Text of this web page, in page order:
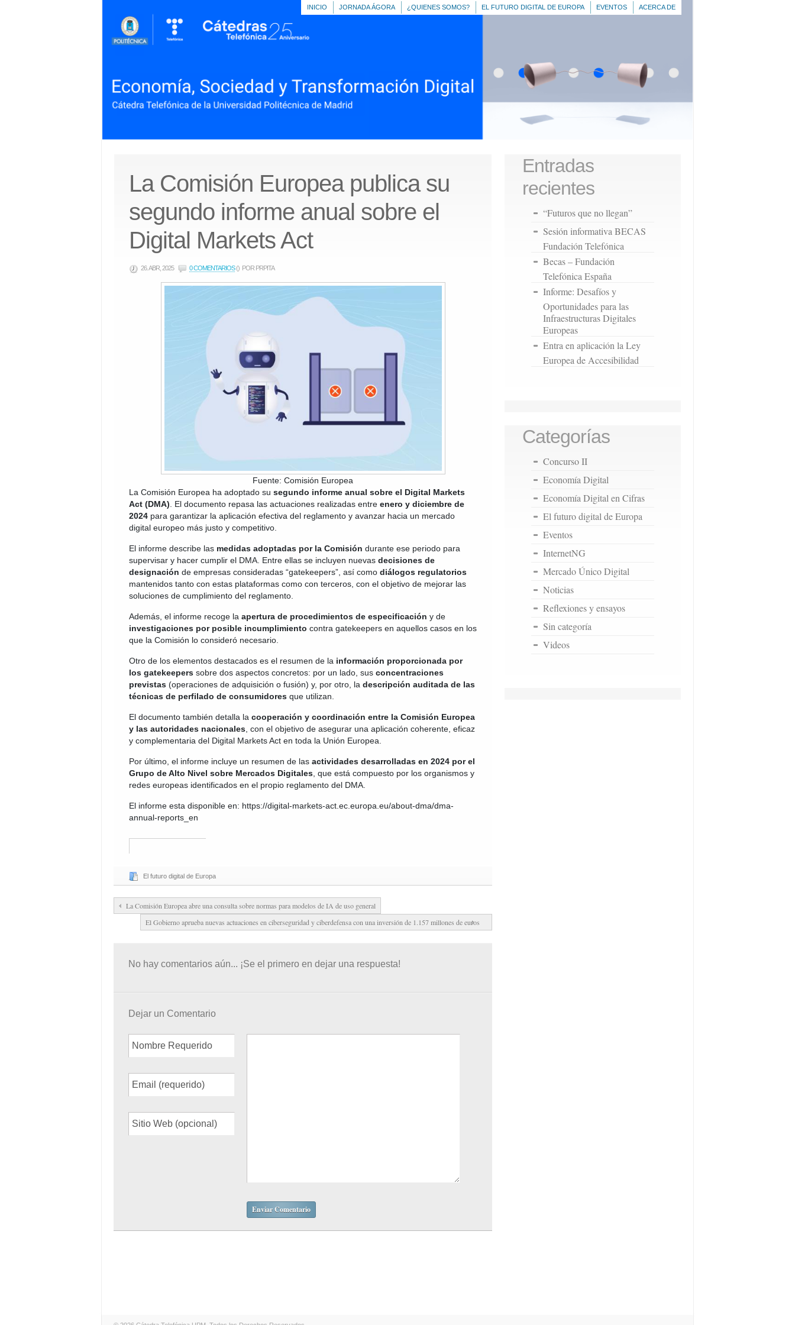
INICIO JORNADA ÁGORA ¿QUIENES SOMOS? EL FUTURO DIGITAL DE EUROPA EVENTOS ACERCA DE
La Comisión Europea publica su
segundo informe anual sobre el
Digital Markets Act
26. ABR, 2025 0 COMENTARIOS() POR PRPITA
Fuente: Comisión Europea
La Comisión Europea ha adoptado su segundo informe anual sobre el Digital Markets
Act (DMA) . El documento repasa las actuaciones realizadas entre enero y diciembre de
2024 para garantizar la aplicación efectiva del reglamento y avanzar hacia un mercado
digital europeo más justo y competitivo.
El informe describe las medidas adoptadas por la Comisión durante ese periodo para
supervisar y hacer cumplir el DMA. Entre ellas se incluyen nuevas decisiones de
designación de empresas consideradas “gatekeepers”, así como diálogos regulatorios
mantenidos tanto con estas plataformas como con terceros, con el objetivo de mejorar las
soluciones de cumplimiento del reglamento.
Además, el informe recoge la apertura de procedimientos de especificación y de
investigaciones por posible incumplimiento contra gatekeepers en aquellos casos en los
que la Comisión lo consideró necesario.
Otro de los elementos destacados es el resumen de la información proporcionada por
los gatekeepers sobre dos aspectos concretos: por un lado, sus concentraciones
previstas (operaciones de adquisición o fusión) y, por otro, la descripción auditada de las
técnicas de perfilado de consumidores que utilizan.
El documento también detalla la cooperación y coordinación entre la Comisión Europea
y las autoridades nacionales , con el objetivo de asegurar una aplicación coherente, eficaz
y complementaria del Digital Markets Act en toda la Unión Europea.
Por último, el informe incluye un resumen de las actividades desarrolladas en 2024 por el
Grupo de Alto Nivel sobre Mercados Digitales , que está compuesto por los organismos y
redes europeas identificados en el propio reglamento del DMA.
El informe esta disponible en: https://digital-markets-act.ec.europa.eu/about-dma/dma-
annual-reports_en
El futuro digital de Europa
La Comisión Europea abre una consulta sobre normas para modelos de IA de uso general
El Gobierno aprueba nuevas actuaciones en ciberseguridad y ciberdefensa con una inversión de 1.157 millones de euros
No hay comentarios aún... ¡Se el primero en dejar una respuesta!
Dejar un Comentario
Entradas
recientes
“Futuros que no llegan”
Sesión informativa BECAS
Fundación Telefónica
Becas – Fundación
Telefónica España
Informe: Desafíos y
Oportunidades para las
Infraestructuras Digitales
Europeas
Entra en aplicación la Ley
Europea de Accesibilidad
Categorías
Concurso II
Economía Digital
Economía Digital en Cifras
El futuro digital de Europa
Eventos
InternetNG
Mercado Único Digital
Noticias
Reflexiones y ensayos
Sin categoría
Videos